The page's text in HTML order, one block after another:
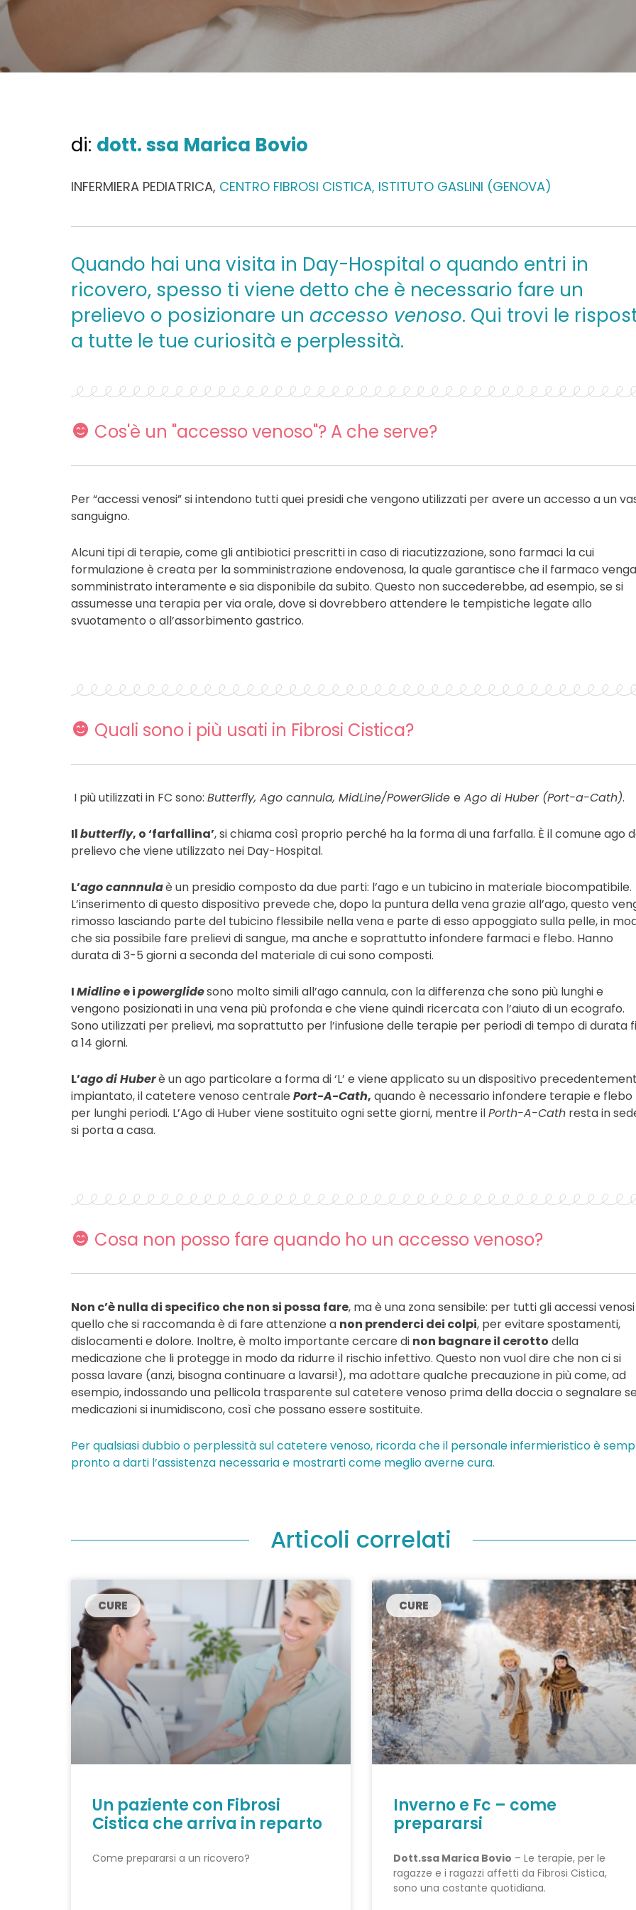
di: dott. ssa Marica Bovio
INFERMIERA PEDIATRICA, CENTRO FIBROSI CISTICA, ISTITUTO GASLINI (GENOVA)
Quando hai una visita in Day-Hospital o quando entri in
ricovero, spesso ti viene detto che è necessario fare un
prelievo o posizionare un accesso venoso. Qui trovi le
a tutte le tue curiosità e perplessità.
Cos'è un "accesso venoso"? A che serve?
Per “accessi venosi” si intendono tutti quei presidi che vengono utilizzati per avere un accesso a un
sanguigno.
Alcuni tipi di terapie, come gli antibiotici prescritti in caso di riacutizzazione, sono farmaci la cui
formulazione è creata per la somministrazione endovenosa, la quale garantisce che il farmaco venga
somministrato interamente e sia disponibile da subito. Questo non succederebbe, ad esempio, se si
assumesse una terapia per via orale, dove si dovrebbero attendere le tempistiche legate allo
svuotamento o all’assorbimento gastrico.
Quali sono i più usati in Fibrosi Cistica?
I più utilizzati in FC sono: Butterfly, Ago cannula, MidLine/PowerGlide e Ago di Huber (Port-a-Cath).
Ilbutterfly, o ‘farfallina’, si chiama così proprio perché ha la forma di una farfalla. È il comune ago
prelievo che viene utilizzato nei Day-Hospital.
L’ago cannnulaè un presidio composto da due parti: l’ago e un tubicino in materiale biocompatibile.
L’inserimento di questo dispositivo prevede che, dopo la puntura della vena grazie all’ago, questo
rimosso lasciando parte del tubicino flessibile nella vena e parte di esso appoggiato sulla pelle, in
che sia possibile fare prelievi di sangue, ma anche e soprattutto infondere farmaci e flebo. Hanno
durata di 3-5 giorni a seconda del materiale di cui sono composti.
IMidlinee ipowerglidesono molto simili all’ago cannula, con la differenza che sono più lunghi e
vengono posizionati in una vena più profonda e che viene quindi ricercata con l’aiuto di un ecografo.
Sono utilizzati per prelievi, ma soprattutto per l’infusione delle terapie per periodi di tempo di durata
a 14 giorni.
L’ago di Huberè un ago particolare a forma di ‘L’ e viene applicato su un dispositivo
impiantato, il catetere venoso centrale Port-A-Cath, quando è necessario infondere terapie e flebo
per lunghi periodi. L’Ago di Huber viene sostituito ogni sette giorni, mentre ilPorth-A-Cath resta in
si porta a casa.
Cosa non posso fare quando ho un accesso venoso?
Non c’è nulla di specifico che non si possa fare, ma è una zona sensibile: per tutti gli accessi venosi
quello che si raccomanda è di fare attenzione a non prenderci dei colpi, per evitare spostamenti,
dislocamenti e dolore. Inoltre, è molto importante cercare di non bagnare il cerotto della
medicazione che li protegge in modo da ridurre il rischio infettivo. Questo non vuol dire che non ci si
possa lavare (anzi, bisogna continuare a lavarsi!), ma adottare qualche precauzione in più come, ad
esempio, indossando una pellicola trasparente sul catetere venoso prima della doccia o segnalare
medicazioni si inumidiscono, così che possano essere sostituite.
Per qualsiasi dubbio o perplessità sul catetere venoso, ricorda che il personale infermieristico è
pronto a darti l’assistenza necessaria e mostrarti come meglio averne cura.
Articoli correlati
CURE
Un paziente con Fibrosi
Cistica che arriva in reparto
Come prepararsi a un ricovero?
CURE
Inverno e Fc – come
prepararsi
Dott.ssa Marica Bovio – Le terapie, per le
ragazze e i ragazzi affetti da Fibrosi Cistica,
sono una costante quotidiana.